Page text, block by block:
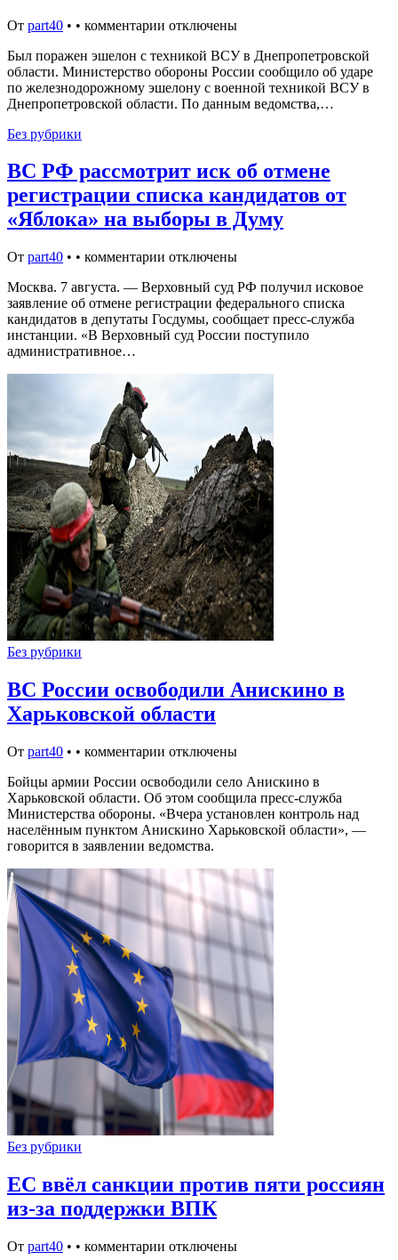
От part40 • • комментарии отключены
Был поражен эшелон с техникой ВСУ в Днепропетровской
области. Министерство обороны России сообщило об ударе
по железнодорожному эшелону с военной техникой ВСУ в
Днепропетровской области. По данным ведомства,…
Без рубрики
ВС РФ рассмотрит иск об отмене
регистрации списка кандидатов от
«Яблока» на выборы в Думу
От part40 • • комментарии отключены
Москва. 7 августа. — Верховный суд РФ получил исковое
заявление об отмене регистрации федерального списка
кандидатов в депутаты Госдумы, сообщает пресс-служба
инстанции. «В Верховный суд России поступило
административное…
Без рубрики
ВС России освободили Анискино в
Харьковской области
От part40 • • комментарии отключены
Бойцы армии России освободили село Анискино в
Харьковской области. Об этом сообщила пресс-служба
Министерства обороны. «Вчера установлен контроль над
населённым пунктом Анискино Харьковской области», —
говорится в заявлении ведомства.
Без рубрики
ЕС ввёл санкции против пяти россиян
из-за поддержки ВПК
От part40 • • комментарии отключены